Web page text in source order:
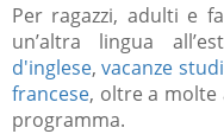
Per ragazzi, adulti e
un’altra lingua
d'inglese, vacanze
francese, oltre a
programma.